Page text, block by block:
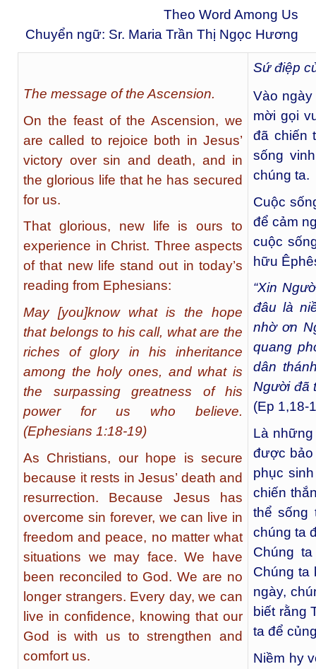
Theo Word Among Us
Chuyển ngữ: Sr. Maria Trần Thị Ngọc Hương
The message of the Ascension.
On the feast of the Ascension, we
are called to rejoice both in Jesus’
victory over sin and death, and in
the glorious life that he has secured
for us.
That glorious, new life is ours to
experience in Christ. Three aspects
of that new life stand out in today’s
reading from Ephesians:
May [you]know what is the hope
that belongs to his call, what are the
riches of glory in his inheritance
among the holy ones, and what is
the surpassing greatness of his
power for us who believe.
(Ephesians 1:18-19)
As Christians, our hope is secure
because it rests in Jesus’ death and
resurrection. Because Jesus has
overcome sin forever, we can live in
freedom and peace, no matter what
situations we may face. We have
been reconciled to God. We are no
longer strangers. Every day, we can
live in confidence, knowing that our
God is with us to strengthen and
comfort us.
Sứ điệp
Vào
mời gọi
đã chiến
sống
chúng ta.
Cuộc
để cảm
cuộc
hữu
“Xin
đâu là
nhờ ơn
quang
dân
Người đã
(Ep 1,18-
Là
được
phục
chiến
thể sống
chúng ta
Chúng
Chúng ta
ngày,
biết rằng
ta để
Niềm hy